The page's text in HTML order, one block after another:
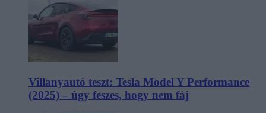
Villanyautó teszt: Tesla Model Y Performance
(2025) – úgy feszes, hogy nem fáj